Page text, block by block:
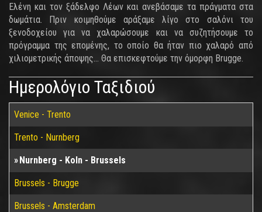
Ελένη και τον ξάδελφο Λέων και ανεβάσαμε τα πράγματα στα
δωμάτια. Πριν κοιμηθούμε αράξαμε λίγο στο σαλόνι του
ξενοδοχείου για να χαλαρώσουμε και να συζητήσουμε το
πρόγραμμα της επομένης, το οποίο θα ήταν πιο χαλαρό από
χιλιομετρικής άποψης… Θα επισκεφτούμε την όμορφη Brugge.
Ημερολόγιο Ταξιδιού
Venice - Trento
Trento - Nurnberg
Nurnberg - Koln - Brussels
Brussels - Brugge
Brussels - Amsterdam